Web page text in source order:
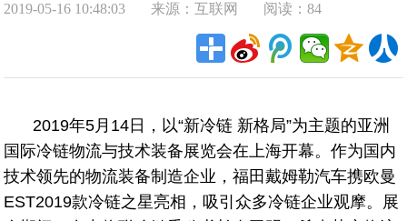
链合康明斯、采埃孚为希杰荣
链运输降本增效
2019-05-16 10:48:03 来源：互联网 阅读：84
2019年5月14日，以“新冷链 新格局”为主题的亚洲
国际冷链物流与技术装备展览会在上海开幕。作为国内
技术领先的物流装备制造企业，福田戴姆勒汽车携欧曼
EST2019款冷链之星亮相，吸引众多冷链企业观摩。展